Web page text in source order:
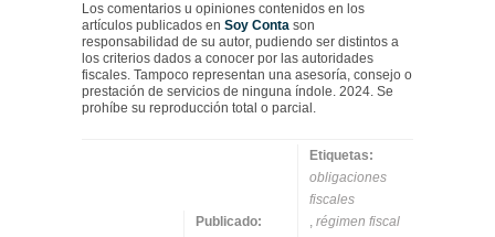
Los comentarios u opiniones contenidos en los
artículos publicados en Soy Conta son
responsabilidad de su autor, pudiendo ser distintos a
los criterios dados a conocer por las autoridades
fiscales. Tampoco representan una asesoría, consejo o
prestación de servicios de ninguna índole. 2024. Se
prohíbe su reproducción total o parcial.
Publicado:
Etiquetas:
obligaciones
fiscales
, régimen fiscal